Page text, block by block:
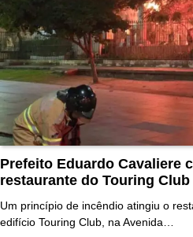
Prefeito Eduardo Cavaliere
restaurante do Touring Club
Um princípio de incêndio atingiu o
edifício Touring Club, na Avenida…